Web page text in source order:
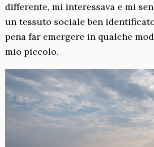
differente, mi interessava e mi
un tessuto sociale ben
pena far emergere in qualche
mio piccolo.